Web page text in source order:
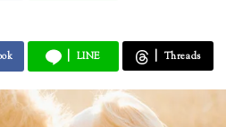
LINE Threads